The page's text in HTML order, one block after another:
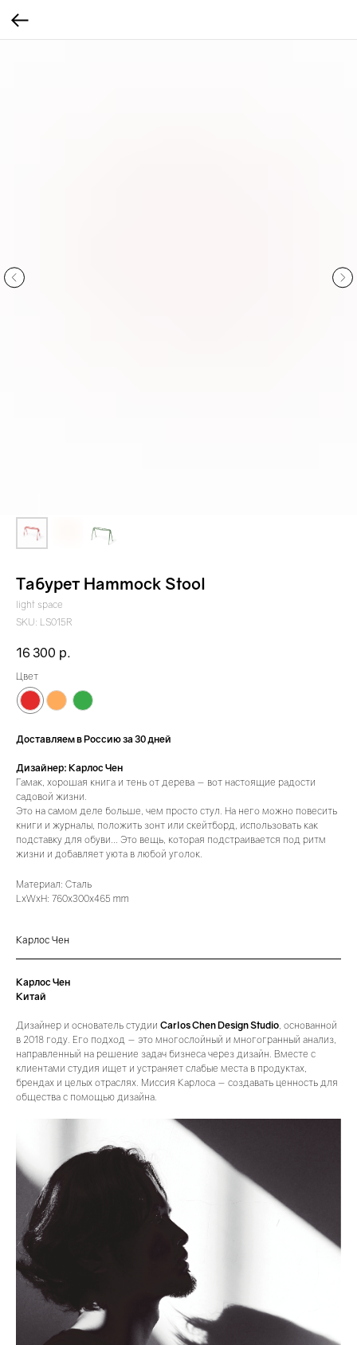
Табурет Hammock Stool
light space
SKU: LS015R
16 300 р.
Цвет
Доставляем в Россию за 30 дней
Дизайнер: Карлос Чен
Гамак, хорошая книга и тень от дерева — вот настоящие радости
садовой жизни.
Это на самом деле больше, чем просто стул. На него можно повесить
книги и журналы, положить зонт или скейтборд, использовать как
подставку для обуви… Это вещь, которая подстраивается под ритм
жизни и добавляет уюта в любой уголок.
Материал: Сталь
LxWxH: 760x300x465 mm
Карлос Чен
Карлос Чен
Китай
Дизайнер и основатель студии Carlos Chen Design Studio, основанной
в 2018 году. Его подход — это многослойный и многогранный анализ,
направленный на решение задач бизнеса через дизайн. Вместе с
клиентами студия ищет и устраняет слабые места в продуктах,
брендах и целых отраслях. Миссия Карлоса — создавать ценность для
общества с помощью дизайна.